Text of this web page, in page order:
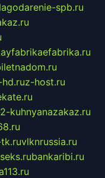
spb.ru
z-host.ru
kuhnyanazakaz.ru
vlknrussia.ru
bankaribi.ru